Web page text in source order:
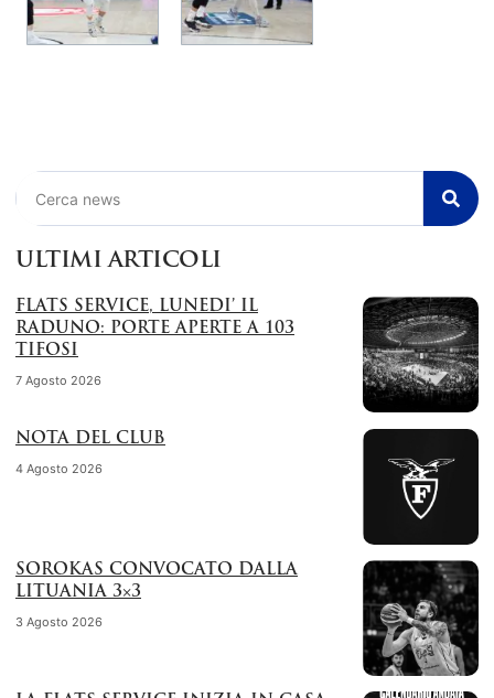
ULTIMI ARTICOLI
FLATS SERVICE, LUNEDI’ IL
RADUNO: PORTE APERTE A 103
TIFOSI
7 Agosto 2026
NOTA DEL CLUB
4 Agosto 2026
SOROKAS CONVOCATO DALLA
LITUANIA 3×3
3 Agosto 2026